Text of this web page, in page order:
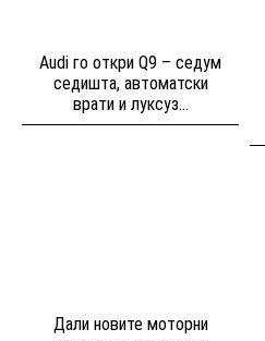
Audi го откри Q9 – седум
седишта, автоматски
врати и луксуз...
Дали новите моторни